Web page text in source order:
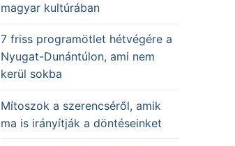
magyar kultúrában
7 friss programötlet hétvégére a
Nyugat-Dunántúlon, ami nem
kerül sokba
Mítoszok a szerencséről, amik
ma is irányítják a döntéseinket